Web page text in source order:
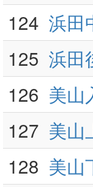
124 浜田
125 浜田
126 美山
127 美山
128 美山